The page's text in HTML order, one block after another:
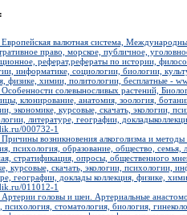
валютная система,
право, морское, публичное,
реферат,рефераты по истории,
информатике, социологии, биологии,
физике, химии, политологии, бесплатные -
солевыносливых растений,
клонирование, анатомия, зоология,
экономике, курсовые, скачать, экологии,
литературе, географии,
000732-1
возникновения алкоголизма и
психология, образование, общество,
стратификация, опросы, общественного
курсовые, скачать, экологии, психологии,
географии, доклады коллекция, физике,
011012-1
Артерии головы и шеи. Артериальные
психология, стоматология, биология,